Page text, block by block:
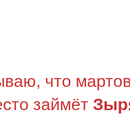
что
займёт